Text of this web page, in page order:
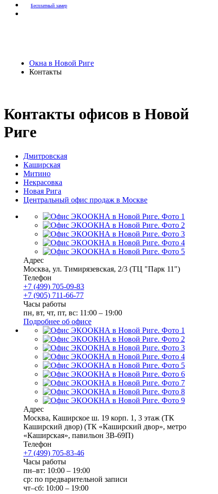
Бесплатный замер
Окна в Новой Риге
Контакты
Контакты офисов в Новой
Риге
Дмитровская
Каширская
Митино
Некрасовка
Новая Рига
Центральный офис продаж в Москве
Адрес
Москва, ул. Тимирязевская, 2/3 (ТЦ "Парк 11")
Телефон
+7 (499) 705-09-83
+7 (905) 711-66-77
Часы работы
пн, вт, чт, пт, вс: 11:00 – 19:00
Подробнее об офисе
Адрес
Москва, Каширское ш. 19 корп. 1, 3 этаж (ТК
Каширский двор) (ТК «Каширский двор», метро
«Каширская», павильон 3В-69П)
Телефон
+7 (499) 705-83-46
Часы работы
пн–вт: 10:00 – 19:00
ср: по предварительной записи
чт–сб: 10:00 – 19:00